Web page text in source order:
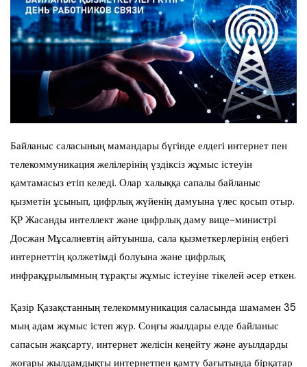
Байланыс саласының мамандары бүгінде елдегі интернет пен
телекоммуникация желілерінің үздіксіз жұмыс істеуін
қамтамасыз етіп келеді. Олар халыққа сапалы байланыс
қызметін ұсынып, цифрлық жүйенің дамуына үлес қосып отыр.
ҚР Жасанды интеллект және цифрлық даму вице-министрі
Досжан Мұсалиевтің айтуынша, сала қызметкерлерінің еңбегі
интернеттің қолжетімді болуына және цифрлық
инфрақұрылымның тұрақты жұмыс істеуіне тікелей әсер еткен.
Қазір Қазақстанның телекоммуникация саласында шамамен 35
мың адам жұмыс істеп жүр. Соңғы жылдары елде байланыс
сапасын жақсарту, интернет желісін кеңейту және ауылдарды
жоғары жылдамдықты интернетпен қамту бағытында бірқатар